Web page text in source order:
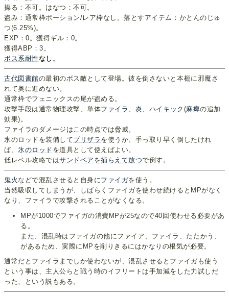
操る：不可。はなつ：不可。
盗み：通常枠ポーション/レア枠なし。落とすアイテム：かとんのじゅ
つ(6.25%)。
EXP：0。獲得ギル：0。
獲得ABP：3。
ボス系耐性なし 。
古代図書館の最初のボス敵として登場。彼を倒さないと本棚に邪魔さ
れて奥に進めない。
通常枠でフェニックスの尾が盗める。
攻撃手段は通常物理攻撃、単体ファイラ 、 炎、 ハイキック (麻痺の追加
効果)。
ファイラのダメージはこの時点では脅威。
氷のロッドを装備してブリザラ を使うか、手っ取り早く倒したけれ
ば、氷のロッド を道具として使えばよい。
低レベル攻略ではサンドベア を捕らえて放つで倒す。
鬼火 などで混乱させると自身にファイガを使う。
当然吸収してしまうが、しばらくファイガを使わせ続けるとMPがなく
なり、ファイラで攻撃されることがなくなる。
MPが1000でファイガの消費MPが25なので40回使わせる必要があ
る。
また、混乱時はファイガの他にファイア、ファイラ、たたかう、
があるため、実際にMPを削りきるにはかなりの根気が必要。
通常だとファイラまでしか使わないが、混乱させるとファイガも使う
という事は、主人公らと戦う時のイフリートは手加減をした力試しだ
った、という説もある。